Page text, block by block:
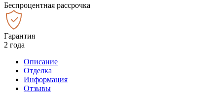
Беспроцентная рассрочка
Гарантия
2 года
Описание
Отделка
Информация
Отзывы